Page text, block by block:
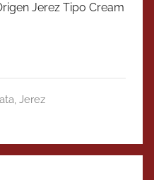
Jerez Tipo Cream
, Jerez